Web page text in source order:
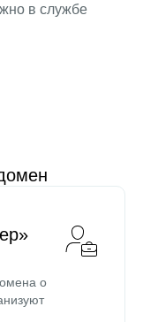
в службе
о